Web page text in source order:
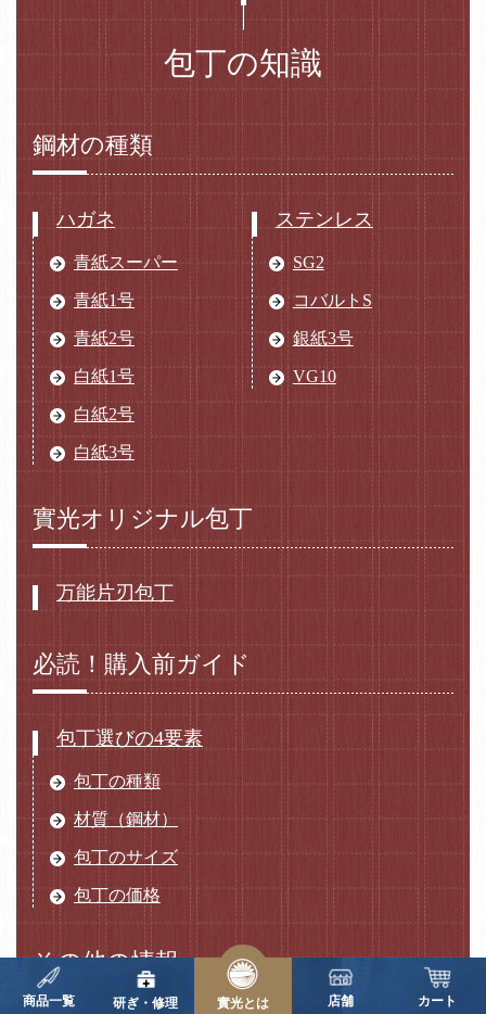
包丁の知識
鋼材の種類
ハガネ
青紙スーパー
青紙1号
青紙2号
白紙1号
白紙2号
白紙3号
ステンレス
SG2
コバルトS
銀紙3号
VG10
實光オリジナル包丁
万能片刃包丁
必読！購入前ガイド
包丁選びの4要素
包丁の種類
材質（鋼材）
包丁のサイズ
包丁の価格
その他の情報
商品一覧 研ぎ・修理 實光とは 店舗 カート